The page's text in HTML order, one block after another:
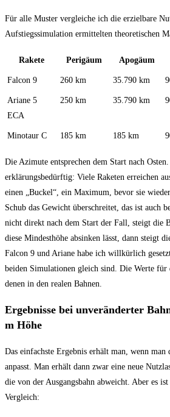
Für alle Muster vergleiche ich die erzielbare
Aufstiegssimulation ermittelten theoretischen
Rakete Perigäum Apogäum
Falcon 9 260 km 35.790 km
Ariane 5
ECA
250 km 35.790 km
Minotaur C 185 km 185 km
Die Azimute entsprechen dem Start nach
erklärungsbedürftig: Viele Raketen erreichen
einen „Buckel“, ein Maximum, bevor sie
Schub das Gewicht überschreitet, das ist auch
nicht direkt nach dem Start der Fall, steigt die
diese Mindesthöhe absinken lässt, dann steigt
Falcon 9 und Ariane habe ich willkürlich
beiden Simulationen gleich sind. Die Werte für
denen in den realen Bahnen.
Ergebnisse bei unveränderter
m Höhe
Das einfachste Ergebnis erhält man, wenn man
anpasst. Man erhält dann zwar eine neue
die von der Ausgangsbahn abweicht. Aber es
Vergleich: